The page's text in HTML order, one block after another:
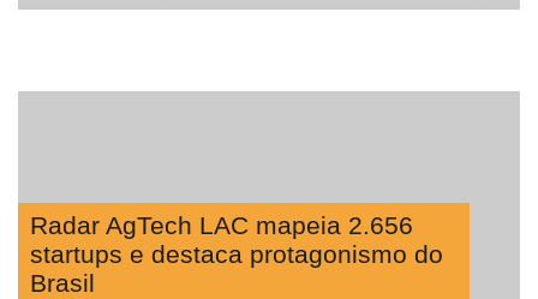
Vertical
Tecnologia
para
Recursos
Radar AgTech LAC mapeia 2.656
startups e destaca protagonismo do
Brasil